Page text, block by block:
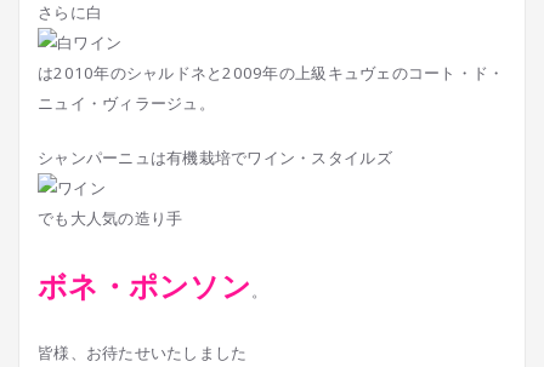
さらに白
は2010年のシャルドネと2009年の上級キュヴェのコート・ド・
ニュイ・ヴィラージュ。
シャンパーニュは有機栽培でワイン・スタイルズ
でも大人気の造り手
ボネ・ポンソン。
皆様、お待たせいたしました